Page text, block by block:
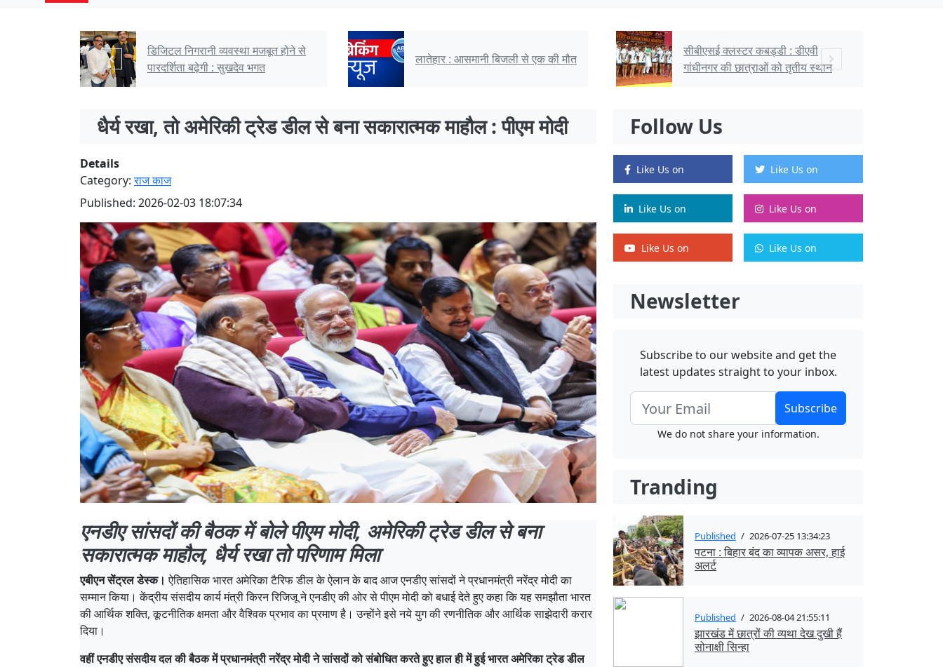
लातेहार : आसमानी बिजली से एक की मौत
सीबीएसई क्लस्टर कबड्डी : डीएवी
गांधीनगर की छात्राओं को तृतीय स्थान
आदिवासी महोत्सव में फिल्म फेस्टिवल व
मास्टर क्लास का आयोजन
धैर्य रखा, तो अमेरिकी ट्रेड डील से बना सकारात्मक माहौल : पीएम मोदी
Details
Category:राज काज
Published: 2026-02-03 18:07:34
एनडीए सांसदों की बैठक में बोले पीएम मोदी, अमेरिकी ट्रेड डील से बना
सकारात्मक माहौल, धैर्य रखा तो परिणाम मिला
एबीएन सेंट्रल डेस्क। ऐतिहासिक भारत अमेरिका टैरिफ डील के ऐलान के बाद आज एनडीए सांसदों ने प्रधानमंत्री नरेंद्र मोदी का
सम्मान किया। केंद्रीय संसदीय कार्य मंत्री किरन रिजिजू ने एनडीए की ओर से पीएम मोदी को बधाई देते हुए कहा कि यह समझौता भारत
की आर्थिक शक्ति, कूटनीतिक क्षमता और वैश्विक प्रभाव का प्रमाण है। उन्होंने इसे नये युग की रणनीतिक और आर्थिक साझेदारी करार
दिया।
वहीं एनडीए संसदीय दल की बैठक में प्रधानमंत्री नरेंद्र मोदी ने सांसदों को संबोधित करते हुए हाल ही में हुई भारत अमेरिका ट्रेड डील
Follow Us
Like Us on Like Us on
Like Us on Like Us on
Like Us on Like Us on
Newsletter
Subscribe to our website and get the
latest updates straight to your inbox.
Subscribe
We do not share your information.
Tranding
Published / 2026-07-25 13:34:23
पटना : बिहार बंद का व्यापक असर, हाई
अलर्ट
Published / 2026-08-04 21:55:11
झारखंड में छात्रों की व्यथा देख दुखी हैं
सोनाक्षी सिन्हा